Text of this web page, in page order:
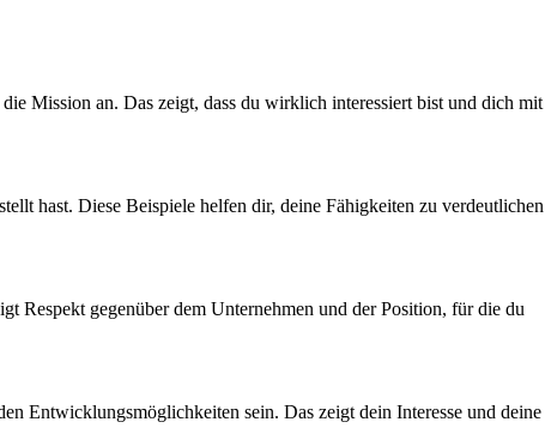
Mission an. Das zeigt, dass du wirklich interessiert bist und dich mit
hast. Diese Beispiele helfen dir, deine Fähigkeiten zu verdeutlichen
Respekt gegenüber dem Unternehmen und der Position, für die du
Entwicklungsmöglichkeiten sein. Das zeigt dein Interesse und deine